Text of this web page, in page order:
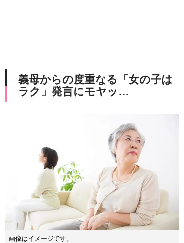
義母からの度重なる「女の子は
ラク」発言にモヤッ…
画像はイメージです。